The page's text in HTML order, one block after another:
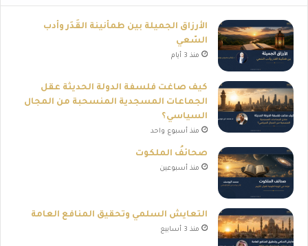
الأرزاق الجميلة بين طمأنينة القَدَر وأدب
السّعي
منذ 3 أيام
كيف صاغت فلسفة الدولة الحديثة عقل
الجماعات المسجدية المنسحبة من المجال
السياسي؟
منذ أسبوع واحد
صحائفُ الملكوت
منذ أسبوعين
التعايش السلمي وتحقيق المنافع العامة
منذ 3 أسابيع